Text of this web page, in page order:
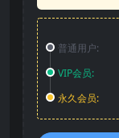
普通用户:
VIP会员:
永久会员: